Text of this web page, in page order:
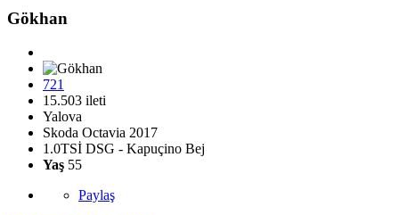
Gökhan
721
15.503 ileti
Yalova
Skoda Octavia 2017
1.0TSİ DSG - Kapuçino Bej
Yaş 55
Paylaş